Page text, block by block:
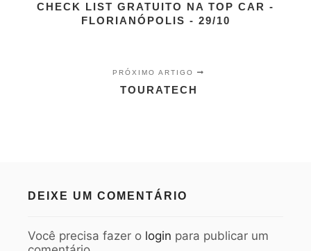
CHECK LIST GRATUITO NA TOP CAR -
FLORIANÓPOLIS - 29/10
PRÓXIMO ARTIGO
TOURATECH
DEIXE UM COMENTÁRIO
Você precisa fazer o login para publicar um